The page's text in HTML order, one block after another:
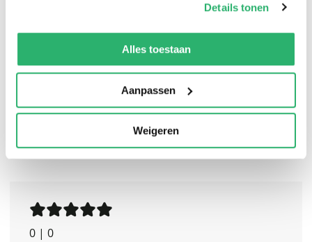
We werken samen met13 derdendie uw gegevens
kunnen ontvangen en verwerken.
Details tonen
Alles toestaan
Aanpassen
Weigeren
ecologist? Of een linkse activist? Commissaris Kluft en
zijn twee brigadiers tasten in het duister. Kunnen zij de
dader vinden? En vatten?
0 | 0